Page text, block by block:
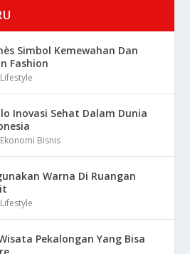
Simbol Kemewahan Dan
Fashion
Lifestyle
Inovasi Sehat Dalam Dunia
Ekonomi Bisnis
Warna Di Ruangan
Lifestyle
Pekalongan Yang Bisa